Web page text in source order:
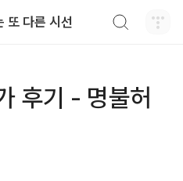
또 다른 시선
후기 - 명불허